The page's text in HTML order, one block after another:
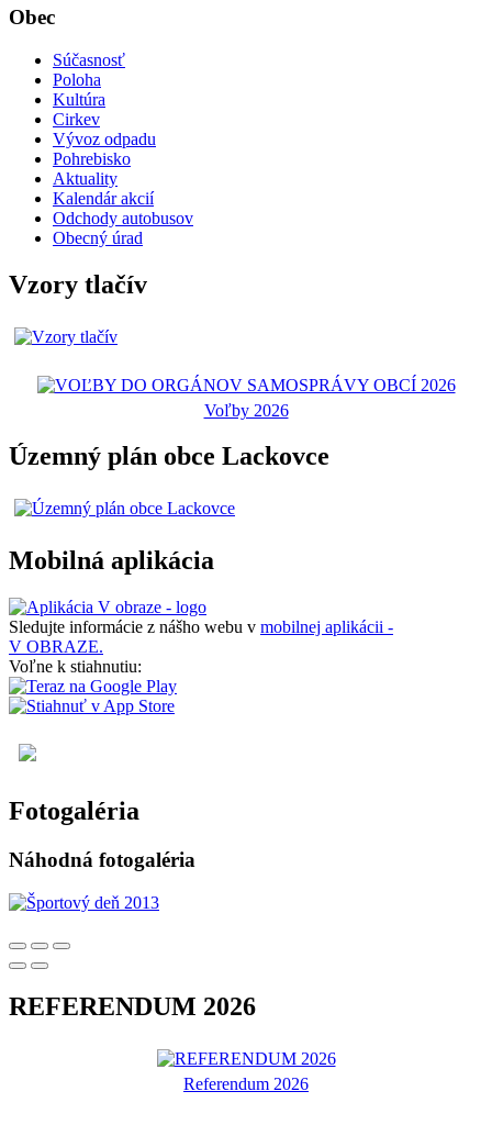
Obec
Súčasnosť
Poloha
Kultúra
Cirkev
Vývoz odpadu
Pohrebisko
Aktuality
Kalendár akcií
Odchody autobusov
Obecný úrad
Vzory tlačív
Voľby 2026
Územný plán obce Lackovce
Mobilná aplikácia
Sledujte informácie z nášho webu v mobilnej aplikácii -
V OBRAZE.
Voľne k stiahnutiu:
Fotogaléria
Náhodná fotogaléria
REFERENDUM 2026
Referendum 2026